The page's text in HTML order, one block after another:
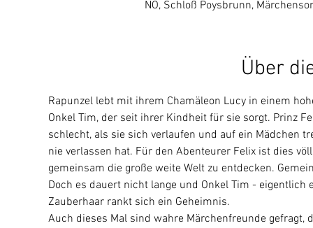
NÖ, Schloß Poysbrunn,
Über
Rapunzel lebt mit ihrem Chamäleon Lucy in einem
Onkel Tim, der seit ihrer Kindheit für sie sorgt. Prinz
schlecht, als sie sich verlaufen und auf ein Mädchen
nie verlassen hat. Für den Abenteurer Felix ist dies
gemeinsam die große weite Welt zu entdecken.
Doch es dauert nicht lange und Onkel Tim -
Zauberhaar rankt sich ein Geheimnis.
Auch dieses Mal sind wahre Märchenfreunde